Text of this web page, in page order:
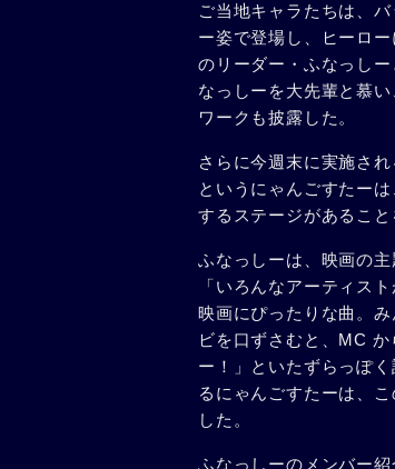
ご当地キャラたちは、
ー姿で登場し、ヒーロ
のリーダー・ふなっし
なっしーを大先輩と慕
ワークも披露した。
さらに今週末に実施さ
というにゃんごすたー
するステージがあるこ
ふなっしーは、映画の
「いろんなアーティス
映画にぴったりな曲。
ビを口ずさむと、MC
ー！」といたずらっぽ
るにゃんごすたーは、
した。
ふなっしーのメンバー